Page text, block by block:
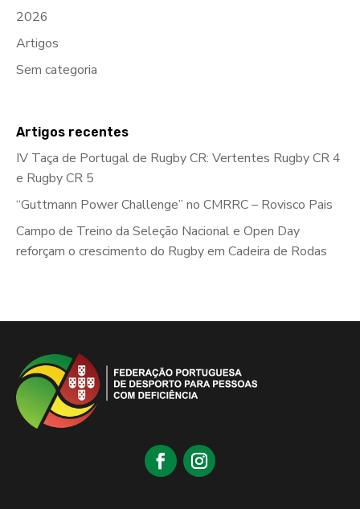
2026
Artigos
Sem categoria
Artigos recentes
IV Taça de Portugal de Rugby CR: Vertentes Rugby CR 4
e Rugby CR 5
“Guttmann Power Challenge” no CMRRC – Rovisco Pais
Campo de Treino da Seleção Nacional e Open Day
reforçam o crescimento do Rugby em Cadeira de Rodas